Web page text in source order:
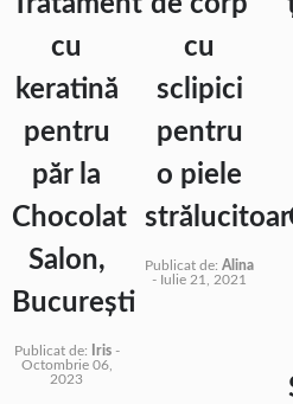
cu
keratină
pentru
păr la
Chocolat
Salon,
București
Publicat de: Iris-
Octombrie 06,
2023
cu
sclipici
pentru
o piele
Publicat de: Alina
- Iulie 21, 2021